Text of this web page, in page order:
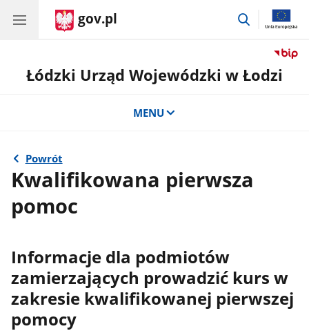
gov.pl
przejdź
Łódzki Urząd Wojewódzki w Łodzi
MENU
Powrót
Kwalifikowana pierwsza
pomoc
Informacje dla podmiotów
zamierzających prowadzić kurs w
zakresie kwalifikowanej pierwszej
pomocy